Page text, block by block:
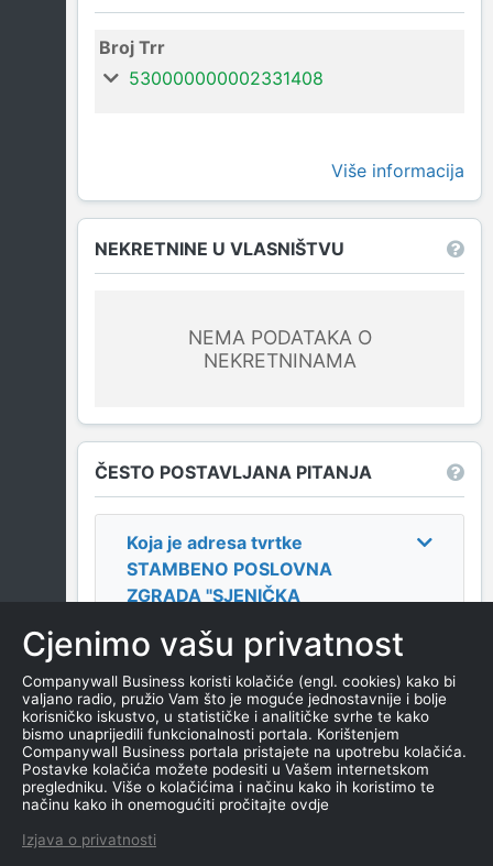
Broj Trr
530000000002331408
Više informacija
NEKRETNINE U VLASNIŠTVU
NEMA PODATAKA O
NEKRETNINAMA
ČESTO POSTAVLJANA PITANJA
Koja je adresa tvrtke
STAMBENO POSLOVNA
ZGRADA "SJENIČKA
POLJE?
Koji je datum osnivanja
tvrtkeSTAMBENO
POSLOVNA ZGRADA
"SJENIČKA ZGRADA ULAZ I"
BIJELO POLJE?
Cjenimo vašu privatnost
Companywall Business koristi kolačiće (engl. cookies) kako bi
valjano radio, pružio Vam što je moguće jednostavnije i bolje
korisničko iskustvo, u statističke i analitičke svrhe te kako
bismo unaprijedili funkcionalnosti portala. Korištenjem
Companywall Business portala pristajete na upotrebu kolačića.
Postavke kolačića možete podesiti u Vašem internetskom
pregledniku. Više o kolačićima i načinu kako ih koristimo te
načinu kako ih onemogućiti pročitajte ovdje
Izjava o privatnosti